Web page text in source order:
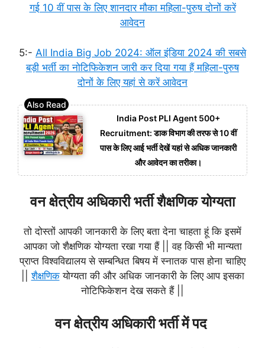
गई 10 वीं पास के लिए शानदार मौका महिला-पुरुष दोनों करें
आवेदन
5:- All India Big Job 2024: ऑल इंडिया 2024 की सबसे
बड़ी भर्ती का नोटिफिकेशन जारी कर दिया गया हैं महिला-पुरुष
दोनों के लिए यहां से करें आवेदन
India Post PLI Agent 500+
Recruitment: डाक विभाग की तरफ से 10 वीं
पास के लिए आई भर्ती देखें यहां से अधिक जानकारी
और आवेदन का तरीका।
वन क्षेत्रीय अधिकारी भर्ती शैक्षणिक योग्यता
तो दोस्तों आपकी जानकारी के लिए बता देना चाहता हूं कि इसमें
आपका जो शैक्षणिक योग्यता रखा गया हैं || वह किसी भी मान्यता
प्राप्त विश्वविद्यालय से सम्बन्धित बिषय में स्नातक पास होना चाहिए
||शैक्षणिकयोग्यता की और अधिक जानकारी के लिए आप इसका
नोटिफिकेशन देख सकते हैं ||
वन क्षेत्रीय अधिकारी भर्ती में पद